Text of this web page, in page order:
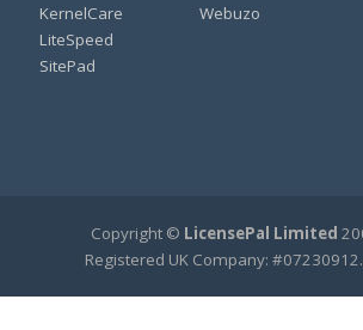
KernelCare
LiteSpeed
SitePad
Webuzo
Copyright © LicensePal Limited
Registered UK Company: